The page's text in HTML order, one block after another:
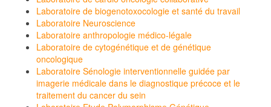
Laboratoire de biogenotoxocologie et santé du travail
Laboratoire Neuroscience
Laboratoire anthropologie médico-légale
Laboratoire de cytogénétique et de génétique
oncologique
Laboratoire Sénologie interventionnelle guidée par
imagerie médicale dans le diagnostique précoce et le
traitement du cancer du sein